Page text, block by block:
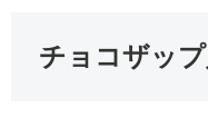
チョコザッ